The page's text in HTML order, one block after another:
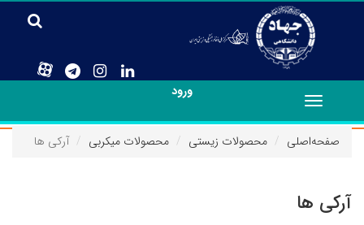
ورود
Toggle
navigation
صفحه‌اصلی
محصولات زیستی محصولات میکربی آرکی ها
آرکی ها